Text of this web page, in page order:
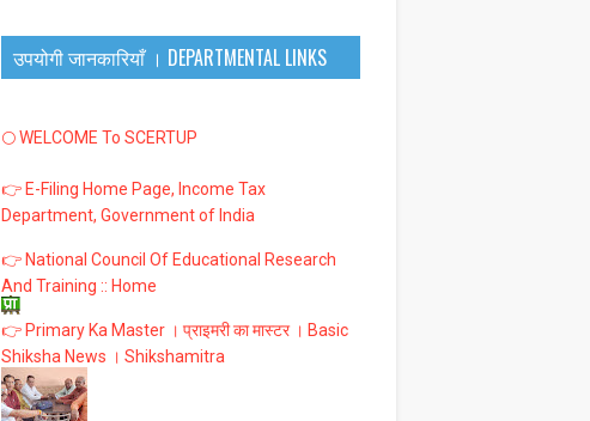
उपयोगी जानकारियाँ । DEPARTMENTAL LINKS
🌕 WELCOME To SCERTUP
👉 E-Filing Home Page, Income Tax
Department, Government of India
👉 National Council Of Educational Research
And Training :: Home
👉 Primary Ka Master । प्राइमरी का मास्टर । Basic
Shiksha News । Shikshamitra